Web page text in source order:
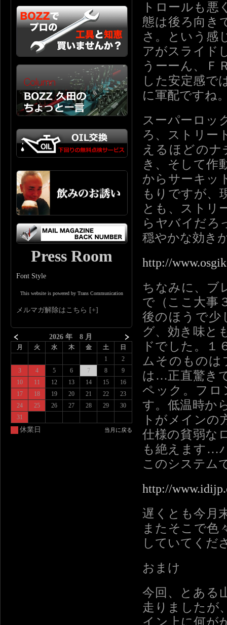
トロールも
態は後ろ向き
さ。という感
アがスライド
うーーん、Ｆ
した安定感で
に軍配ですね
スーパーロッ
ろ、ストリー
えるほどの
き、そして作
からサーキッ
もりですが、
とも、ストリ
らヤバイだろ
穏やかな効き
http://
ちなみに、ブ
で（ここ大事
後のほうで少
グ、効き味と
ドでした。１
ムそのもの
は…正直驚き
ペック。フロ
す。低温時か
トがメインの
仕様の貧弱な
も絶えます…
このシステム
http://
遅くとも今月
またそこで色
していてくだ
おまけ
今回、とある
走りましたが
イン上に何が
Press Room
Font Style
This website is powered by Trans Communication
メルマガ解除はこちら
2026 年 8 月
月 火 水 木 金 土
日
1
2
3
4 5 6 7 8
9
10
11 12 13 14 15
16
17
18 19 20 21 22
23
24
25 26 27 28 29
30
31
休業日 当月に戻る